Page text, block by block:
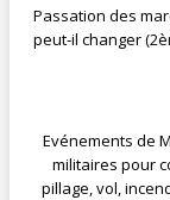
Passation des
peut-il changer
Evénements de
militaires pour
pillage, vol,